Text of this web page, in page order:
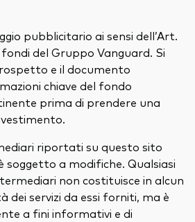
pubblicitario ai sensi dell’Art.
del Gruppo Vanguard. Si
e il documento
chiave del fondo
prima di prendere una
riportati su questo sito
soggetto a modifiche. Qualsiasi
non costituisce in alcun
dei servizi da essi forniti, ma è
a fini informativi e di